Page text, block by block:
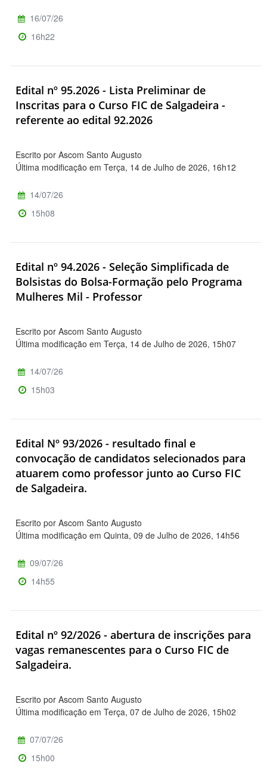
16/07/26
16h22
Edital nº 95.2026 - Lista Preliminar de
Inscritas para o Curso FIC de Salgadeira -
referente ao edital 92.2026
Escrito por Ascom Santo Augusto
Última modificação em Terça, 14 de Julho de 2026, 16h12
14/07/26
15h08
Edital nº 94.2026 - Seleção Simplificada de
Bolsistas do Bolsa-Formação pelo Programa
Mulheres Mil - Professor
Escrito por Ascom Santo Augusto
Última modificação em Terça, 14 de Julho de 2026, 15h07
14/07/26
15h03
Edital Nº 93/2026 - resultado final e
convocação de candidatos selecionados para
atuarem como professor junto ao Curso FIC
de Salgadeira.
Escrito por Ascom Santo Augusto
Última modificação em Quinta, 09 de Julho de 2026, 14h56
09/07/26
14h55
Edital nº 92/2026 - abertura de inscrições para
vagas remanescentes para o Curso FIC de
Salgadeira.
Escrito por Ascom Santo Augusto
Última modificação em Terça, 07 de Julho de 2026, 15h02
07/07/26
15h00